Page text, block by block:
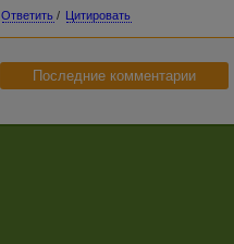
Ответить / Цитировать
Последние комментарии